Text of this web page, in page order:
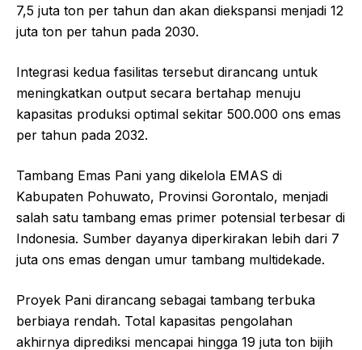
7,5 juta ton per tahun dan akan diekspansi menjadi 12
juta ton per tahun pada 2030.
Integrasi kedua fasilitas tersebut dirancang untuk
meningkatkan output secara bertahap menuju
kapasitas produksi optimal sekitar 500.000 ons emas
per tahun pada 2032.
Tambang Emas Pani yang dikelola EMAS di
Kabupaten Pohuwato, Provinsi Gorontalo, menjadi
salah satu tambang emas primer potensial terbesar di
Indonesia. Sumber dayanya diperkirakan lebih dari 7
juta ons emas dengan umur tambang multidekade.
Proyek Pani dirancang sebagai tambang terbuka
berbiaya rendah. Total kapasitas pengolahan
akhirnya diprediksi mencapai hingga 19 juta ton bijih